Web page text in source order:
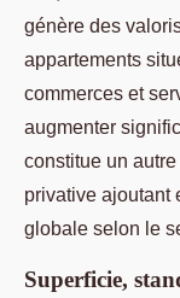
génère des
appartements
commerces et
augmenter
constitue un
privative ajoutant
globale selon le
Superficie,